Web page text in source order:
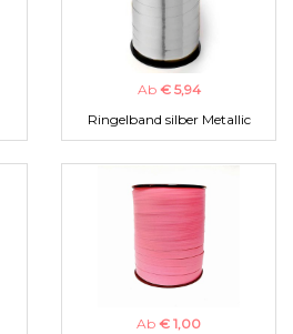
Ab € 5,94
Ringelband silber Metallic
Ab € 1,00